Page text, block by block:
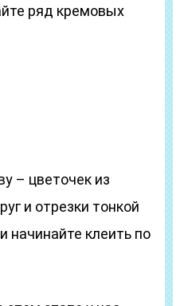
ряд кремовых
– цветочек из
и отрезки тонкой
начинайте клеить по